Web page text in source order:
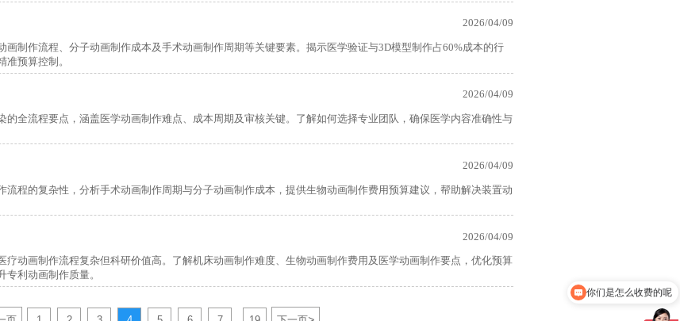
2026/04/09
制作流程、分子动画制作成本及手术动画制作周期等关键要素。揭示医学验证与3D模型制作占60%成本的行
预算控制。
2026/04/09
的全流程要点，涵盖医学动画制作难点、成本周期及审核关键。了解如何选择专业团队，确保医学内容准确性与
2026/04/09
流程的复杂性，分析手术动画制作周期与分子动画制作成本，提供生物动画制作费用预算建议，帮助解决装置动
2026/04/09
动画制作流程复杂但科研价值高。了解机床动画制作难度、生物动画制作费用及医学动画制作要点，优化预算
利动画制作质量。
现在有优惠活动吗